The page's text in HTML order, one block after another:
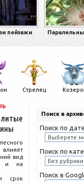
пейзажи
Стрелец
литые
вид
и на
срок
Поиск в
Поиск по дате
Поиск по
Поиск в